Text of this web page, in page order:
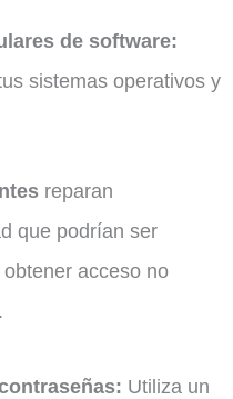
de software:
sistemas operativos y
reparan
que podrían ser
acceso no
Utiliza un